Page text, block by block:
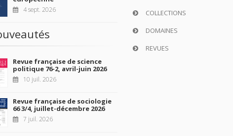
4 sept. 2026
Revue française de science
politique 76-2, avril-juin 2026
10 juil. 2026
Revue française de sociologie
66 3/4, juillet-décembre 2026
7 juil. 2026
COLLECTIONS
DOMAINES
REVUES